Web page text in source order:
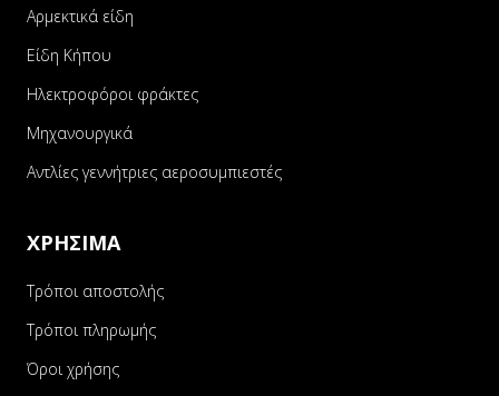
Αρμεκτικά είδη
Είδη Κήπου
Ηλεκτροφόροι φράκτες
Μηχανουργικά
Αντλίες γεννήτριες αεροσυμπιεστές
ΧΡΗΣΙΜΑ
Τρόποι αποστολής
Τρόποι πληρωμής
Όροι χρήσης